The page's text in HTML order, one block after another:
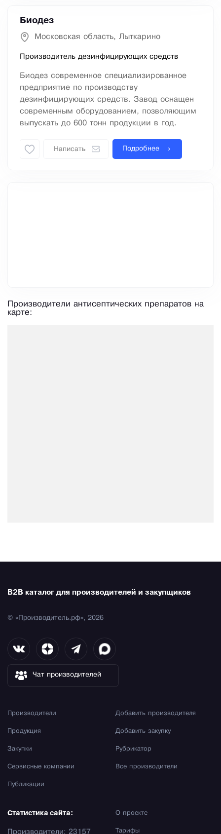
Биодез
Московская область, Лыткарино
Производитель дезинфицирующих средств
Биодез современное специализированное
предприятие по производству
дезинфицирующих средств. Завод оснащен
современным оборудованием, позволяющим
выпускать до 600 тонн продукции в год.
Написать Подробнее
Производители антисептических препаратов на
карте:
B2B каталог для производителей и закупщиков
© «Производитель.рф», 2026
Чат производителей
Производители
Продукция
Закупки
Сервисные компании
Публикации
Добавить производителя
Добавить закупку
Рубрикатор
Все производители
О проекте
Тарифы
Статистика сайта:
Производители: 23157